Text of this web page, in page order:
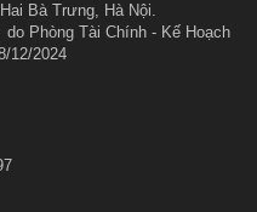
Bà Trưng, Hà Nội.
Phòng Tài Chính - Kế Hoạch
12/2024